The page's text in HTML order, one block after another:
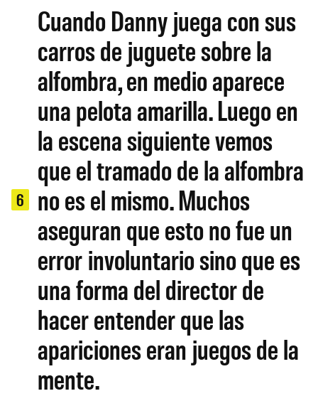
6
Cuando Danny juega con sus
carros de juguete sobre la
alfombra, en medio aparece
una pelota amarilla. Luego en
la escena siguiente vemos
que el tramado de la alfombra
no es el mismo. Muchos
aseguran que esto no fue un
error involuntario sino que es
una forma del director de
hacer entender que las
apariciones eran juegos de la
mente.